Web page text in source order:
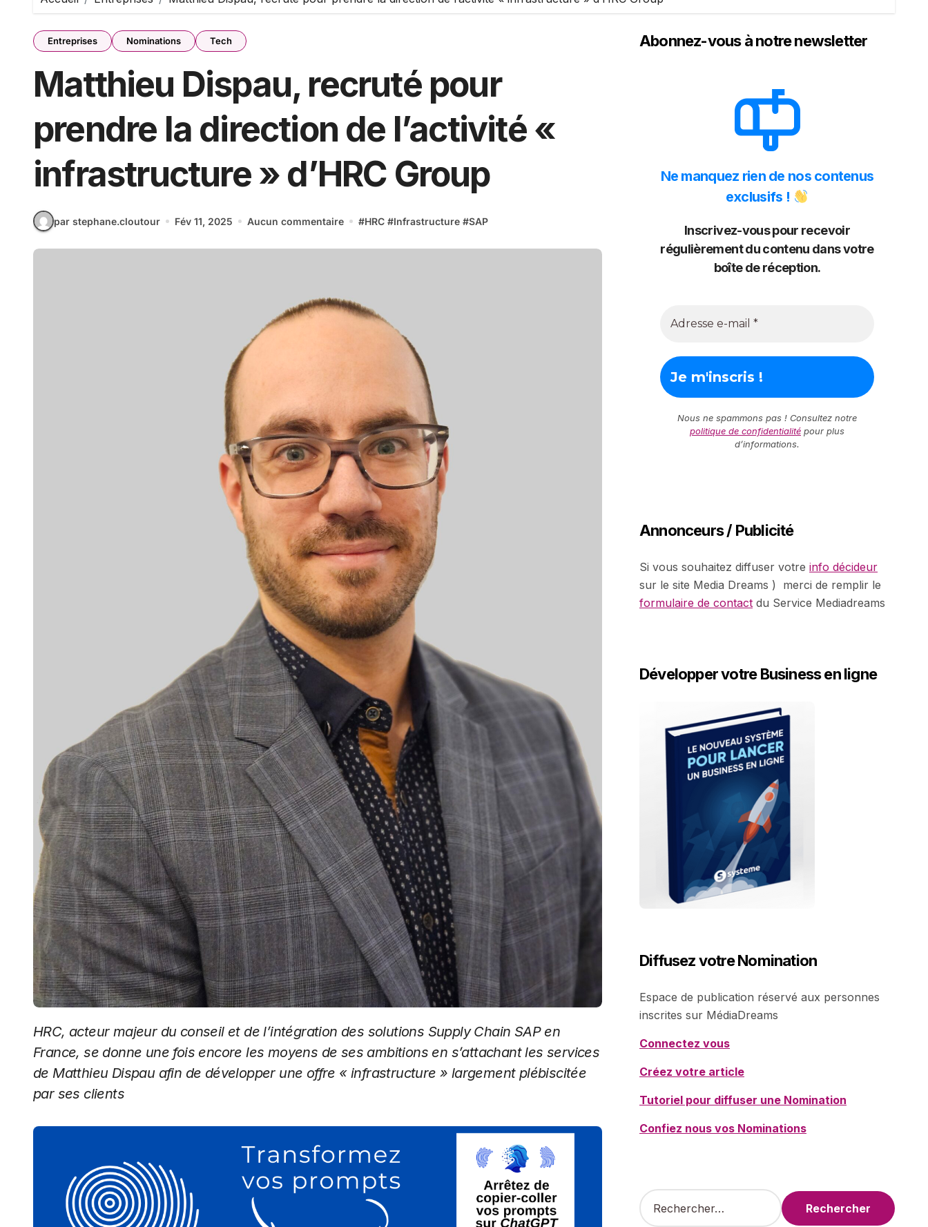
Entreprises Nominations Tech
Matthieu Dispau, recruté pour
prendre la direction de l’activité «
infrastructure » d’HRC Group
par stephane.cloutour Fév 11, 2025 Aucun commentaire #HRC #Infrastructure #SAP
HRC, acteur majeur du conseil et de l’intégration des solutions Supply Chain SAP en
France, se donne une fois encore les moyens de ses ambitions en s’attachant les services
de Matthieu Dispau afin de développer une offre « infrastructure » largement plébiscitée
par ses clients
Abonnez-vous à notre newsletter
Ne manquez rien de nos contenus
exclusifs !
Inscrivez-vous pour recevoir
régulièrement du contenu dans votre
boîte de réception.
Nous ne spammons pas ! Consultez notre
politique de confidentialité pour plus
d’informations.
Annonceurs / Publicité
Si vous souhaitez diffuser votre info décideur
sur le site Media Dreams ) merci de remplir le
formulaire de contact du Service Mediadreams
Développer votre Business en ligne
Diffusez votre Nomination
Espace de publication réservé aux personnes
inscrites sur MédiaDreams
Connectez vous
Créez votre article
Tutoriel pour diffuser une Nomination
Confiez nous vos Nominations
R
e